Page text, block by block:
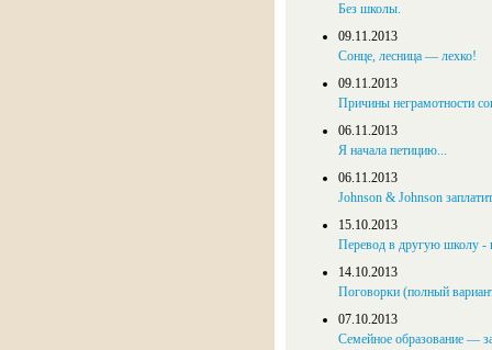
Без школы.
09.11.2013
Сонце, лесница — лехко!
09.11.2013
Причины неграмотности
06.11.2013
Я начала петицию...
06.11.2013
Johnson & Johnson
15.10.2013
Перевод в другую школу -
14.10.2013
Поговорки (полный
07.10.2013
Семейное образование —